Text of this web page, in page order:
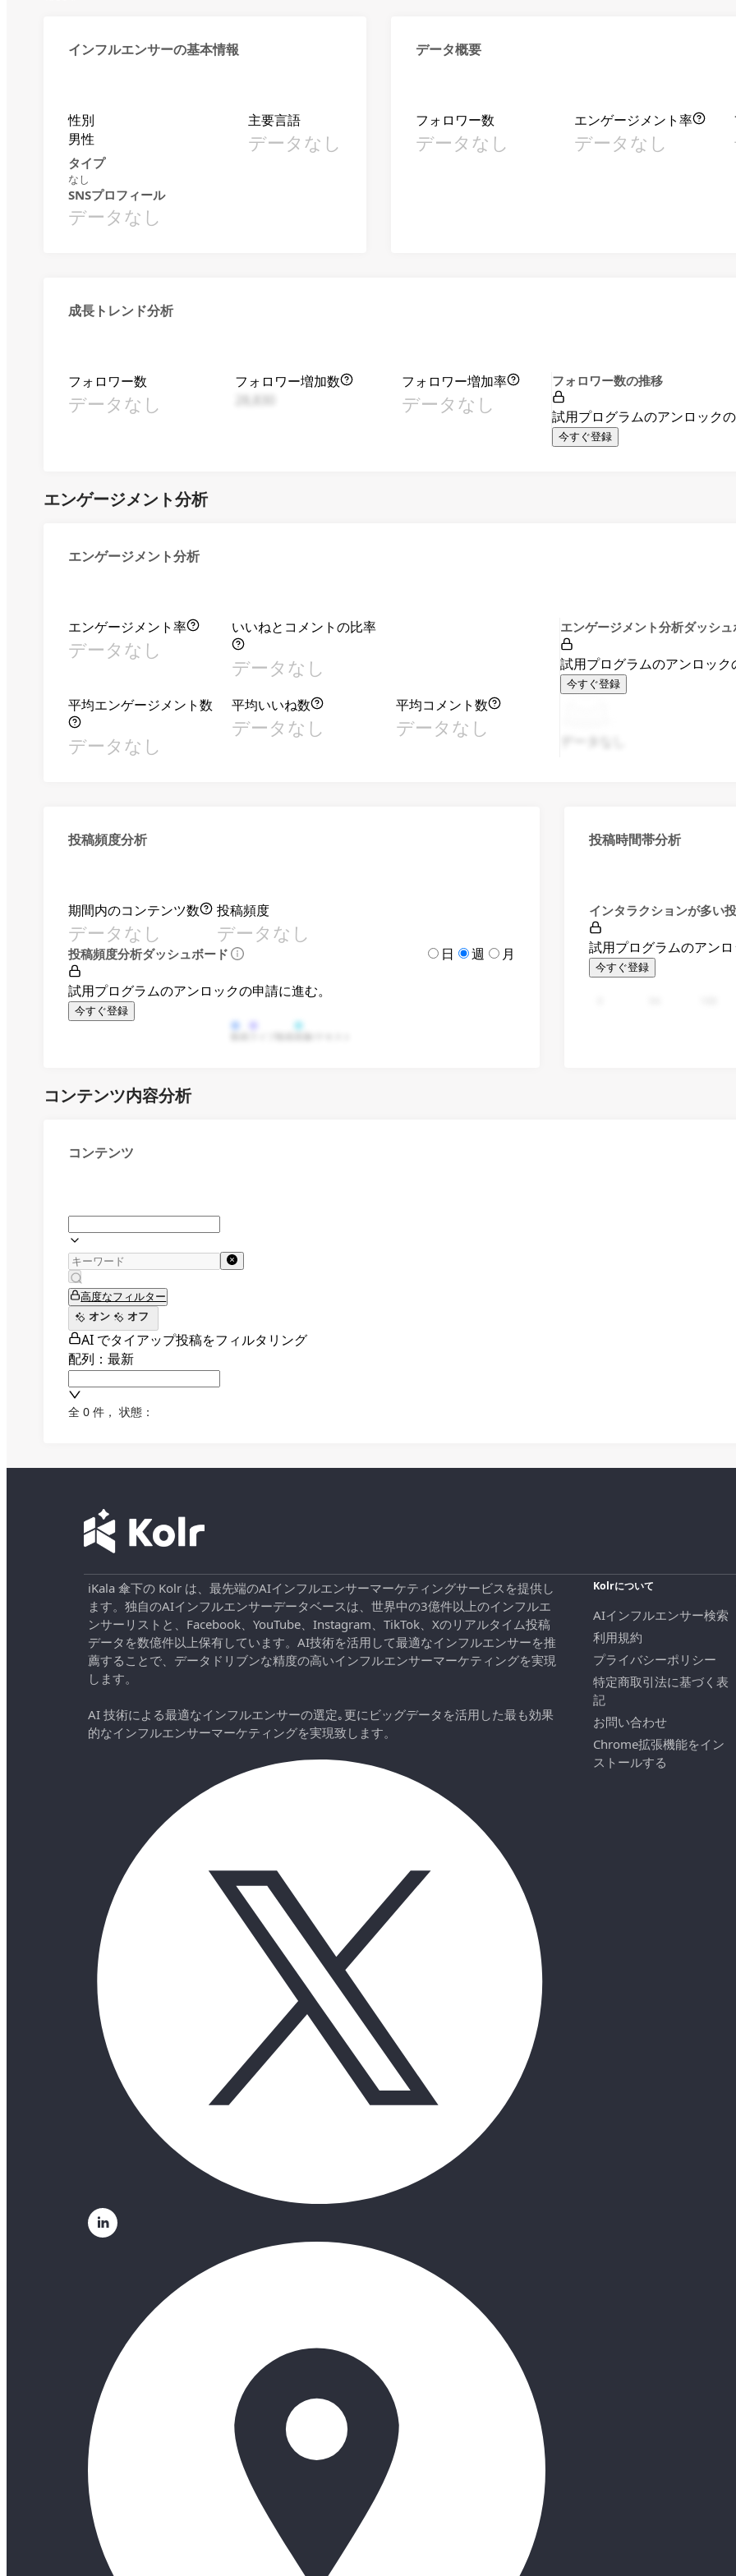
インフルエンサーの基本情報
性別
男性
主要言語
データなし
タイプ
なし
SNSプロフィール
データなし
データ概要
フォロワー数
データなし
エンゲージメント率
データなし
成長トレンド分析
フォロワー数
データなし
フォロワー増加数
フォロワー増加率
データなし
フォロワー数の推移
試用プログラムのアンロックの
今すぐ登録
エンゲージメント分析
エンゲージメント分析
エンゲージメント率
データなし
いいねとコメントの比率
データなし
平均エンゲージメント数
データなし
平均いいね数
データなし
平均コメント数
データなし
エンゲージメント分析ダッシュ
試用プログラムのアンロック
今すぐ登録
投稿頻度分析
期間内のコンテンツ数
データなし
投稿頻度
データなし
投稿頻度分析ダッシュボード 日 週 月
試用プログラムのアンロックの申請に進む。
今すぐ登録
投稿時間帯分析
インタラクションが多い
試用プログラムのアンロ
今すぐ登録
コンテンツ内容分析
コンテンツ
高度なフィルター
オン
オフ
AI でタイアップ投稿をフィルタリング
配列：最新
全 0 件 ， 状態：
iKala 傘下の Kolr は、最先端のAIインフルエンサーマーケティングサービスを提供し
ます。独自のAIインフルエンサーデータベースは、世界中の3億件以上のインフルエ
ンサーリストと、Facebook、YouTube、Instagram、TikTok、Xのリアルタイム投稿
データを数億件以上保有しています。AI技術を活用して最適なインフルエンサーを推
薦することで、データドリブンな精度の高いインフルエンサーマーケティングを実現
します。
AI 技術による最適なインフルエンサーの選定｡更にビッグデータを活用した最も効果
的なインフルエンサーマーケティングを実現致します。
Kolrについて
AIインフルエンサー検索
利用規約
プライバシーポリシー
特定商取引法に基づく表
記
お問い合わせ
Chrome拡張機能をイン
ストールする